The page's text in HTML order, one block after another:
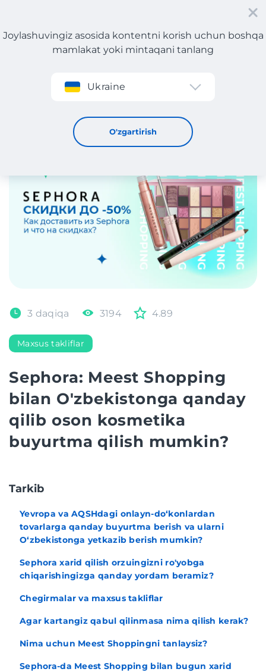
Roʻyxatdan oʻtish
Joylashuvingiz asosida kontentni korish uchun boshqa
mamlakat yoki mintaqani tanlang
Ukraine
O'zgartirish
Sephora: Meest Shopping bilan O'zbekistonga qanday qilib
oson kosmetika buyurtma qilish mumkin?
3 daqiqa 3194 4.89
Maxsus takliflar
Sephora: Meest Shopping
bilan O'zbekistonga qanday
qilib oson kosmetika
buyurtma qilish mumkin?
Tarkib
Yevropa va AQSHdagi onlayn-do‘konlardan
tovarlarga qanday buyurtma berish va ularni
O‘zbekistonga yetkazib berish mumkin?
Sephora xarid qilish orzuingizni ro'yobga
chiqarishingizga qanday yordam beramiz?
Chegirmalar va maxsus takliflar
Agar kartangiz qabul qilinmasa nima qilish kerak?
Nima uchun Meest Shoppingni tanlaysiz?
Sephora-da Meest Shopping bilan bugun xarid